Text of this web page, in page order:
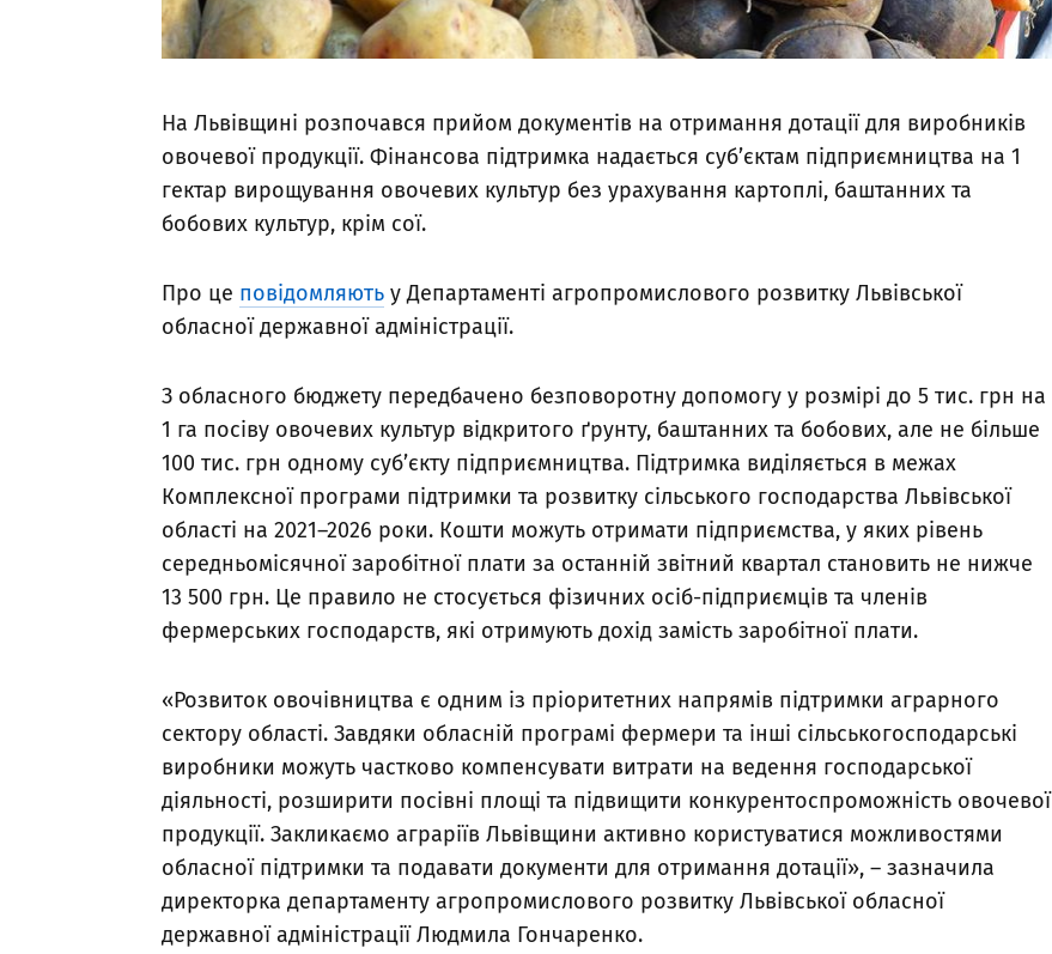
На Львівщині розпочався прийом документів на отримання дотації для виробників
овочевої продукції. Фінансова підтримка надається суб’єктам підприємництва на 1
гектар вирощування овочевих культур без урахування картоплі, баштанних та
бобових культур, крім сої.
Про це повідомляють у Департаменті агропромислового розвитку Львівської
обласної державної адміністрації.
З обласного бюджету передбачено безповоротну допомогу у розмірі до 5 тис. грн на
1 га посіву овочевих культур відкритого ґрунту, баштанних та бобових, але не більше
100 тис. грн одному суб’єкту підприємництва. Підтримка виділяється в межах
Комплексної програми підтримки та розвитку сільського господарства Львівської
області на 2021–2026 роки. Кошти можуть отримати підприємства, у яких рівень
середньомісячної заробітної плати за останній звітний квартал становить не нижче
13 500 грн. Це правило не стосується фізичних осіб-підприємців та членів
фермерських господарств, які отримують дохід замість заробітної плати.
«Розвиток овочівництва є одним із пріоритетних напрямів підтримки аграрного
сектору області. Завдяки обласній програмі фермери та інші сільськогосподарські
виробники можуть частково компенсувати витрати на ведення господарської
діяльності, розширити посівні площі та підвищити конкурентоспроможність овочевої
продукції. Закликаємо аграріїв Львівщини активно користуватися можливостями
обласної підтримки та подавати документи для отримання дотації», – зазначила
директорка департаменту агропромислового розвитку Львівської обласної
державної адміністрації Людмила Гончаренко.